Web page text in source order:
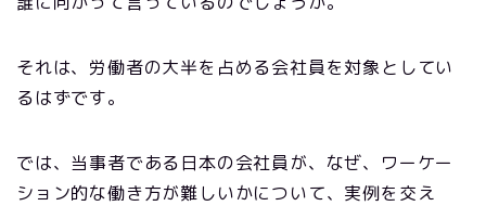
それは、労働者の大半を占める会社員を対象としてい
るはずです。
では、当事者である日本の会社員が、なぜ、ワーケー
ション的な働き方が難しいかについて、実例を交え